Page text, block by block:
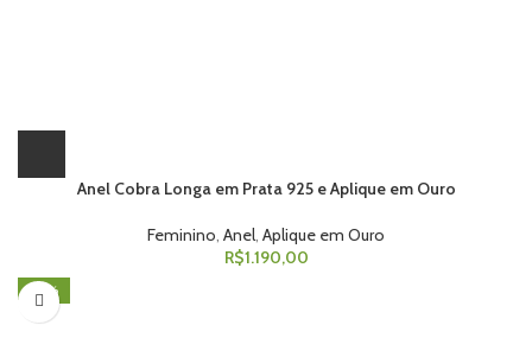
Anel Cobra Longa em Prata 925 e Aplique em Ouro
Feminino Anel Aplique em Ouro
R$1.190,00
-45%